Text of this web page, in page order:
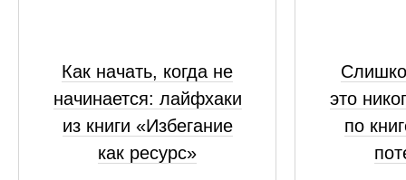
Как начать, когда не
начинается: лайфхаки
из книги «Избегание
как ресурс»
это
по